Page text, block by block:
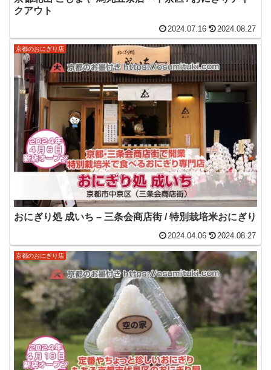
クアウト
2024.07.16 2024.08.27
京都のおにぎり店
おにぎり処 成いち – 三条会商店街 / 特別栽培米おにぎり
2024.04.06 2024.08.27
京都のおにぎり店